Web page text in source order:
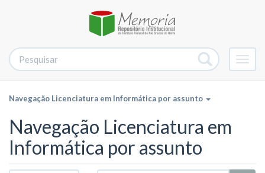
Navegação Licenciatura em Informática por assunto
Navegação Licenciatura em
Informática por assunto